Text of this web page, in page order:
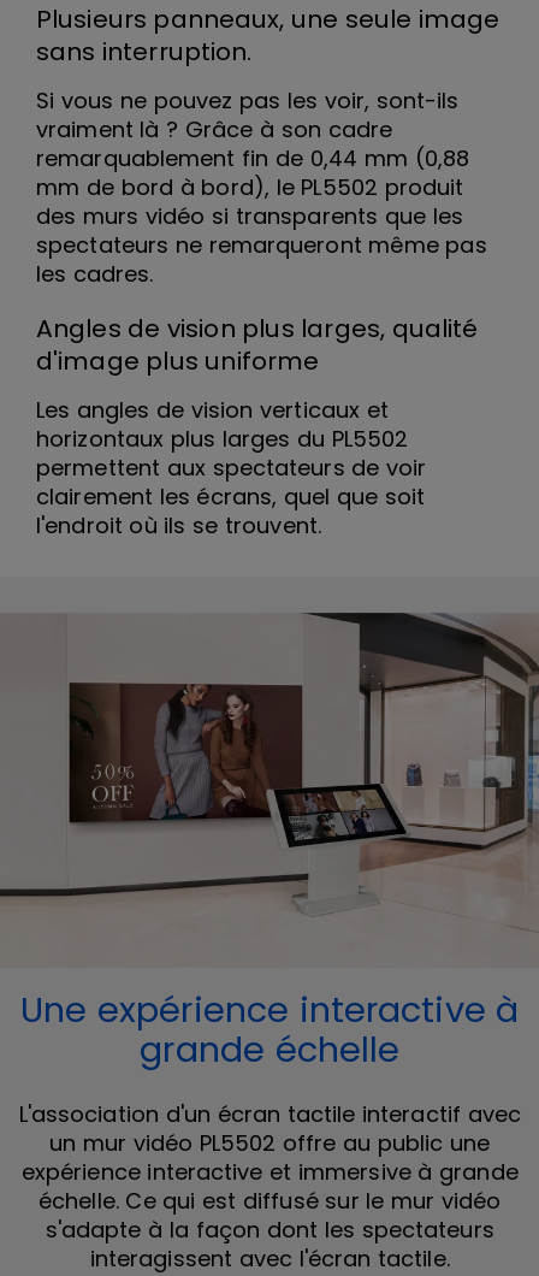
Plusieurs panneaux, une seule image
sans interruption.
Si vous ne pouvez pas les voir, sont-ils
vraiment là ? Grâce à son cadre
remarquablement fin de 0,44 mm (0,88
mm de bord à bord), le PL5502 produit
des murs vidéo si transparents que les
spectateurs ne remarqueront même pas
les cadres.
Angles de vision plus larges, qualité
d'image plus uniforme
Les angles de vision verticaux et
horizontaux plus larges du PL5502
permettent aux spectateurs de voir
clairement les écrans, quel que soit
l'endroit où ils se trouvent.
Une expérience interactive à
grande échelle
L'association d'un écran tactile interactif avec
un mur vidéo PL5502 offre au public une
expérience interactive et immersive à grande
échelle. Ce qui est diffusé sur le mur vidéo
s'adapte à la façon dont les spectateurs
interagissent avec l'écran tactile.